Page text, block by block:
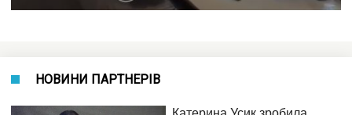
НОВИНИ ПАРТНЕРІВ